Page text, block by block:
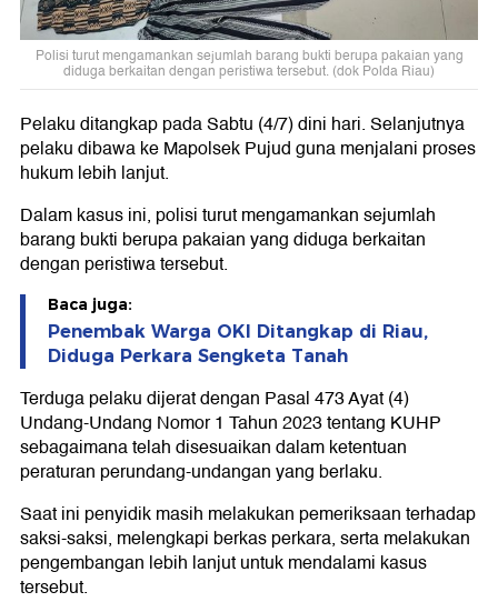
Polisi turut mengamankan sejumlah barang bukti berupa pakaian yang
diduga berkaitan dengan peristiwa tersebut. (dok Polda Riau)
Pelaku ditangkap pada Sabtu (4/7) dini hari. Selanjutnya
pelaku dibawa ke Mapolsek Pujud guna menjalani proses
hukum lebih lanjut.
Dalam kasus ini, polisi turut mengamankan sejumlah
barang bukti berupa pakaian yang diduga berkaitan
dengan peristiwa tersebut.
Baca juga:
Penembak Warga OKI Ditangkap di Riau,
Diduga Perkara Sengketa Tanah
Terduga pelaku dijerat dengan Pasal 473 Ayat (4)
Undang-Undang Nomor 1 Tahun 2023 tentang KUHP
sebagaimana telah disesuaikan dalam ketentuan
peraturan perundang-undangan yang berlaku.
Saat ini penyidik masih melakukan pemeriksaan terhadap
saksi-saksi, melengkapi berkas perkara, serta melakukan
pengembangan lebih lanjut untuk mendalami kasus
tersebut.